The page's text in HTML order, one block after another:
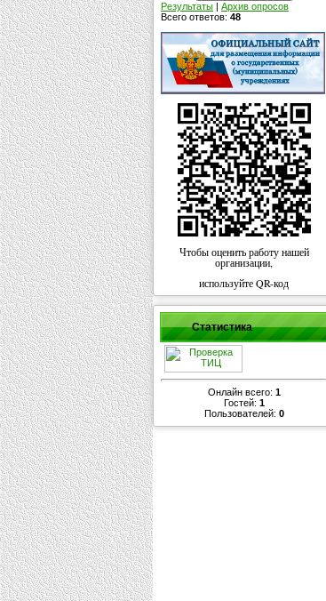
Результаты | Архив опросов
Всего ответов: 48
Чтобы оценить работу нашей
организации,
используйте QR-код
Статистика
Онлайн всего: 1
Гостей: 1
Пользователей: 0